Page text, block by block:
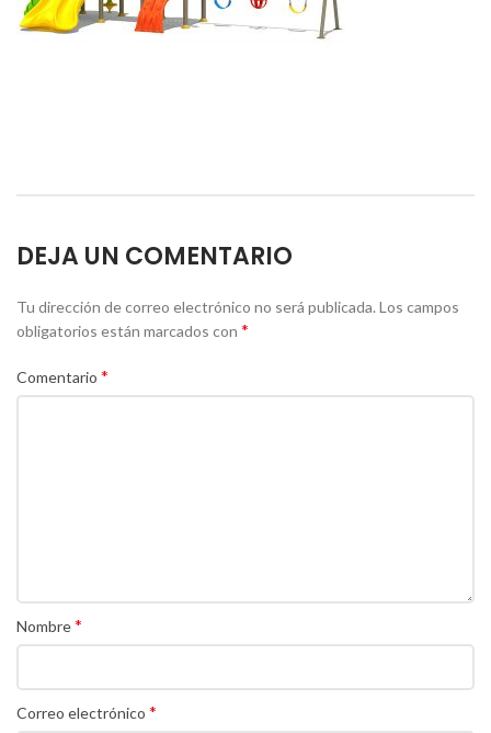
DEJA UN COMENTARIO
Tu dirección de correo electrónico no será publicada.Los campos
obligatorios están marcados con *
Comentario *
Nombre*
Correo electrónico *